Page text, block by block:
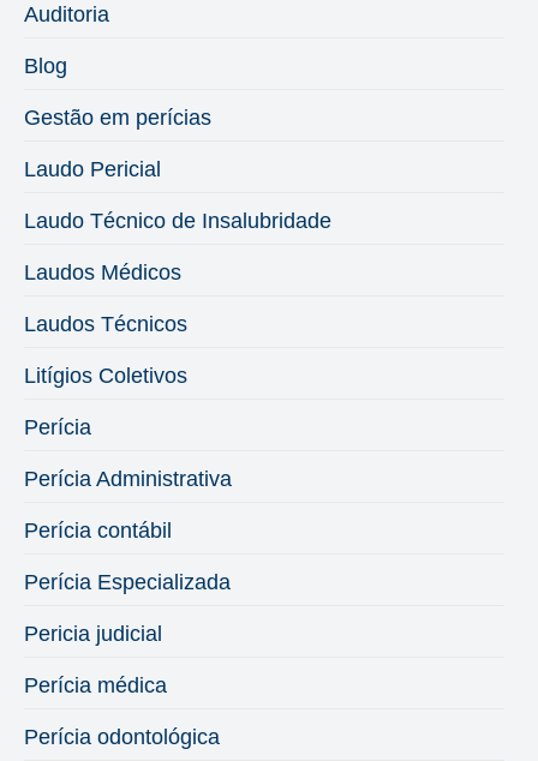
Auditoria
Blog
Gestão em perícias
Laudo Pericial
Laudo Técnico de Insalubridade
Laudos Médicos
Laudos Técnicos
Litígios Coletivos
Perícia
Perícia Administrativa
Perícia contábil
Perícia Especializada
Pericia judicial
Perícia médica
Perícia odontológica